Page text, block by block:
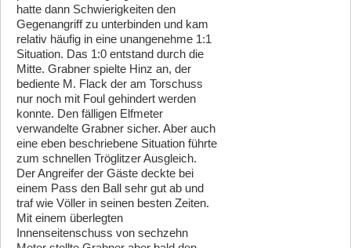
hatte dann Schwierigkeiten den
Gegenangriff zu unterbinden und kam
relativ häufig in eine unangenehme 1:1
Situation. Das 1:0 entstand durch die
Mitte. Grabner spielte Hinz an, der
bediente M. Flack der am Torschuss
nur noch mit Foul gehindert werden
konnte. Den fälligen Elfmeter
verwandelte Grabner sicher. Aber auch
eine eben beschriebene Situation führte
zum schnellen Tröglitzer Ausgleich.
Der Angreifer der Gäste deckte bei
einem Pass den Ball sehr gut ab und
traf wie Völler in seinen besten Zeiten.
Mit einem überlegten
Innenseitenschuss von sechzehn